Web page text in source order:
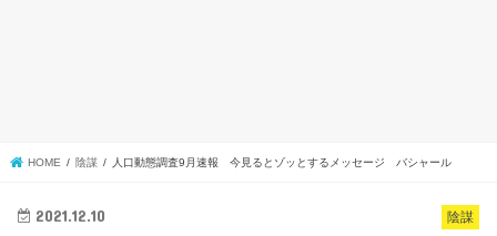
HOME 陰謀 人口動態調査9月速報 今見るとゾッとするメッセージ バシャール
陰謀
2021.12.10